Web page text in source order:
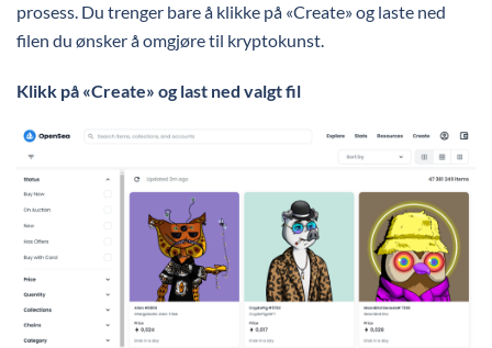
prosess. Du trenger bare å klikke på «Create» og laste ned
filen du ønsker å omgjøre til kryptokunst.
Klikk på «Create» og last ned valgt fil